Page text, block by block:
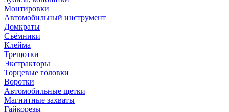
Монтировки
Автомобильный инструмент
Домкраты
Съёмники
Клейма
Трещотки
Экстракторы
Торцевые головки
Воротки
Автомобильные щетки
Магнитные захваты
Гайкорезы